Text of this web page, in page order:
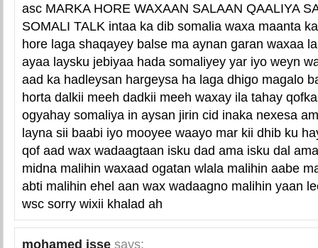
asc MARKA HORE WAXAAN SALAAN QAALIYA
SOMALI TALK intaa ka dib somalia waxa maanta
hore laga shaqayey balse ma aynan garan waxaa
ayaa laysku jebiyaa hada somaliyey yar iyo weyn
aad ka hadleysan hargeysa ha laga dhigo magalo
horta dalkii meeh dadkii meeh waxay ila tahay
ogyahay somaliya in aysan jirin cid inaka nexesa
layna sii baabi iyo mooyee waayo mar kii dhib ku
qof aad wax wadaagtaan isku dad ama isku dal
midna malihin waxaad ogatan wlala malihin aabe
abti malihin ehel aan wax wadaagno malihin yaan
wsc sorry wixii khalad ah
mohamed isse says: